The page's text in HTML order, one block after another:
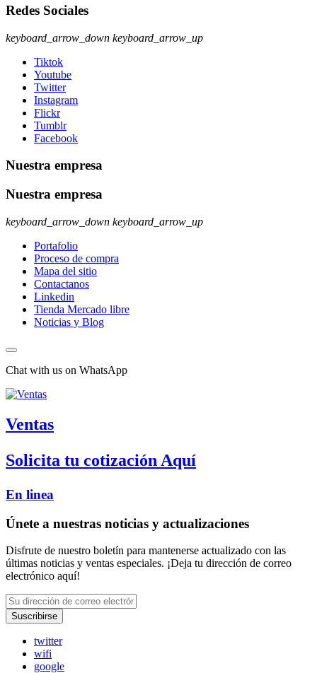
Redes Sociales
keyboard_arrow_down keyboard_arrow_up
Tiktok
Youtube
Twitter
Instagram
Flickr
Tumblr
Facebook
Nuestra empresa
Nuestra empresa
keyboard_arrow_down keyboard_arrow_up
Portafolio
Proceso de compra
Mapa del sitio
Contactanos
Linkedin
Tienda Mercado libre
Noticias y Blog
Chat with us on WhatsApp
Ventas
Solicita tu cotización Aquí
En linea
Únete a nuestras noticias y actualizaciones
Disfrute de nuestro boletín para mantenerse actualizado con las
últimas noticias y ventas especiales. ¡Deja tu dirección de correo
electrónico aquí!
Suscribirse
twitter
wifi
google